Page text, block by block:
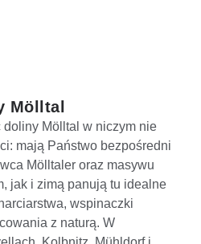
Mölltal
Mölltal w niczym nie
mają Państwo bezpośredni
Mölltaler oraz masywu
jak i zimą panują tu idealne
wspinaczki
z naturą. W